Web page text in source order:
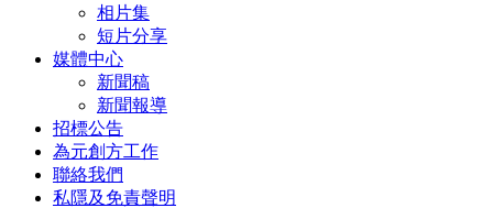
相片集
短片分享
媒體中心
新聞稿
新聞報導
招標公告
為元創方工作
聯絡我們
私隱及免責聲明